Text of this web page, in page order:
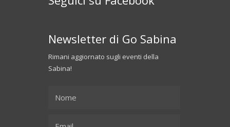
Newsletter di Go Sabina
Rimani aggiornato sugli eventi della
Sabina!